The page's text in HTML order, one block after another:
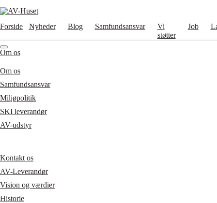
Forside Nyheder Blog Samfundsansvar
Vi
støtter
Job
Om os
Om os
Samfundsansvar
Miljøpolitik
SKI leverandør
AV-udstyr
Kontakt os
AV-Leverandør
Vision og værdier
Historie